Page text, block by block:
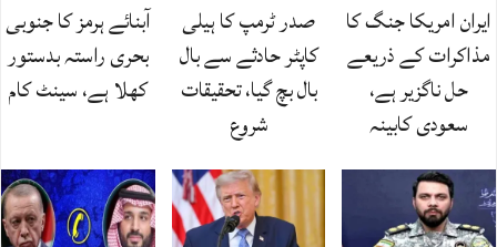
ایران امریکا جنگ کا
مذاکرات کے ذریعے
حل ناگزیر ہے،
سعودی کابینہ
صدر ٹرمپ کا ہیلی
کاپٹر حادثے سے بال
بال بچ گیا، تحقیقات
شروع
آبنائے ہرمز کا جنوبی
بحری راستہ بدستور
کھلا ہے، سینٹ کام